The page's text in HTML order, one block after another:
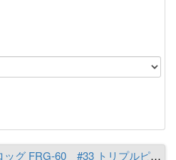
TIEMCO ヴァジュラ フロッグ FRG-60 #33 トリプルピンク